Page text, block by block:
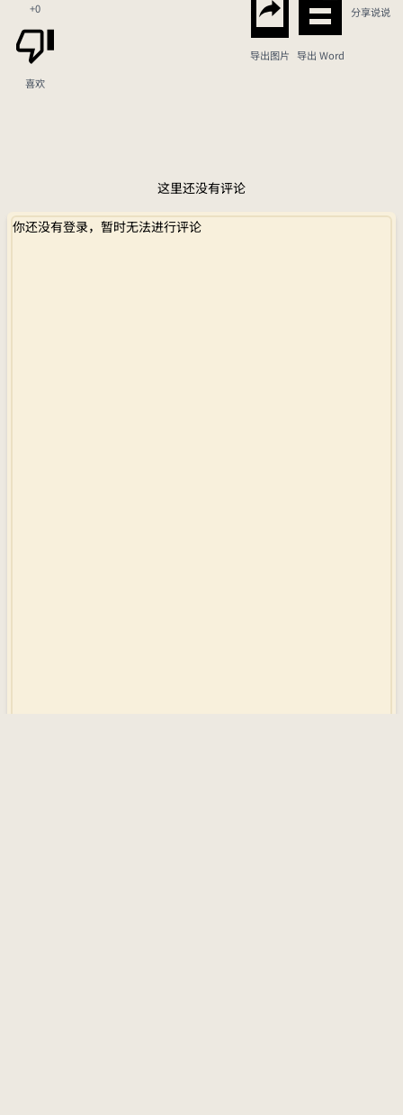
+0
喜欢
导出图片 导出 Word
分享说说
这里还没有评论
你还没有登录，暂时无法进行评论